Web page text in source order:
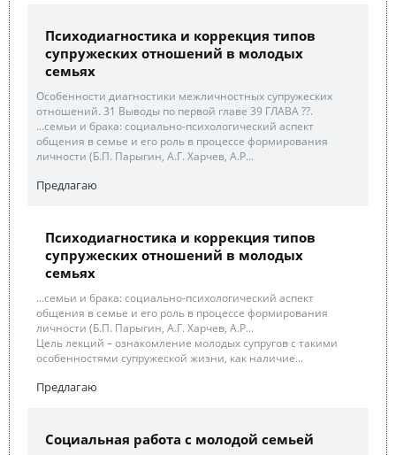
Психодиагностика и коррекция типов
супружеских отношений в молодых
семьях
Особенности диагностики межличностных супружеских
отношений. 31 Выводы по первой главе 39 ГЛАВА ??.
...семьи и брака: социально-психологический аспект
общения в семье и его роль в процессе формирования
личности (Б.П. Парыгин, А.Г. Харчев, А.Р...
Предлагаю
Психодиагностика и коррекция типов
супружеских отношений в молодых
семьях
...семьи и брака: социально-психологический аспект
общения в семье и его роль в процессе формирования
личности (Б.П. Парыгин, А.Г. Харчев, А.Р...
Цель лекций – ознакомление молодых супругов с такими
особенностями супружеской жизни, как наличие...
Предлагаю
Социальная работа с молодой семьей